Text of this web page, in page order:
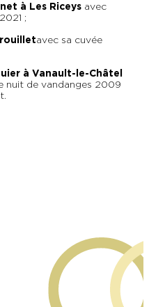
à Les Riceys avec
;
avec sa cuvée
à Vanault-le-Châtel
nuit de vandanges 2009